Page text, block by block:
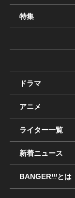
特集
ドラマ
アニメ
ライター一覧
新着ニュース
BANGER!!!とは